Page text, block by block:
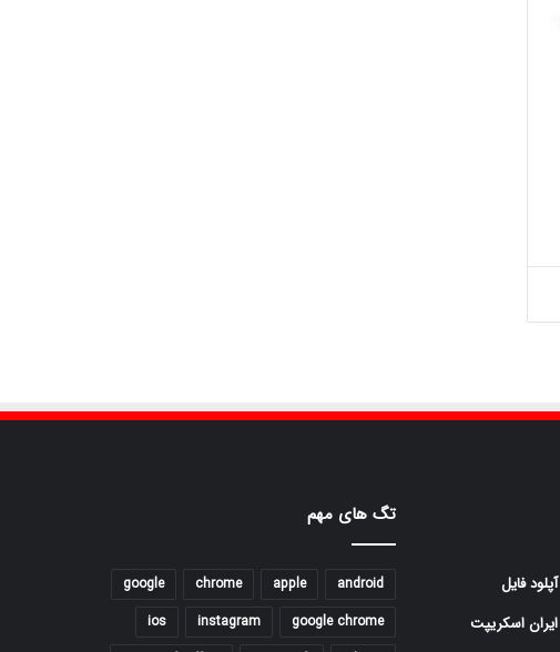
آپلود فایل
ایران اسکریپت
تگ های مهم
android
apple
chrome
google
google chrome
instagram
ios